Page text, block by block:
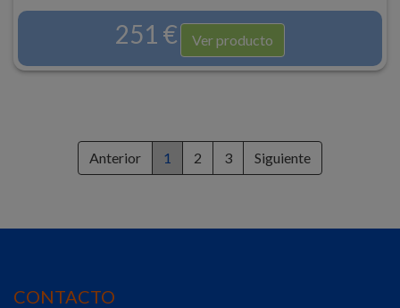
251 € Ver producto
Anterior 1 2 3 Siguiente
CONTACTO